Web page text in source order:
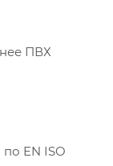
ПВХ
EN ISO